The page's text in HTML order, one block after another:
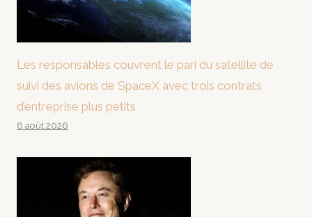
Les responsables couvrent le pari du satellite de
suivi des avions de SpaceX avec trois contrats
d’entreprise plus petits
6 août 2026